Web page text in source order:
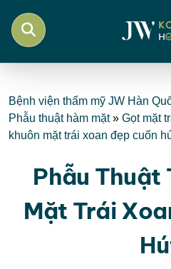
Bệnh viện thẩm mỹ JW Hàn
Phẫu thuật hàm mặt» Gọt mặt
khuôn mặt trái xoan đẹp cuốn
Phẫu Thuật
Mặt Trái